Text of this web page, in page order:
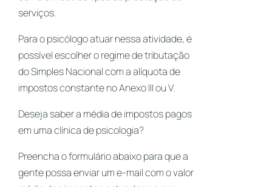
serviços.
Para o psicólogo atuar nessa atividade, é
possível escolher o regime de tributação
do Simples Nacional com a alíquota de
impostos constante no Anexo III ou V.
Deseja saber a média de impostos pagos
em uma clínica de psicologia?
Preencha o formulário abaixo para que a
gente possa enviar um e-mail com o valor